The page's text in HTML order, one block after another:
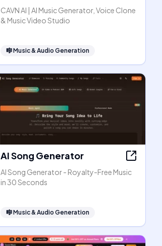
CAVN AI | AI Music Generator, Voice Clone
& Music Video Studio
🎼Music & Audio Generation
AI Song Generator
AI Song Generator - Royalty-Free Music
in 30 Seconds
🎼Music & Audio Generation